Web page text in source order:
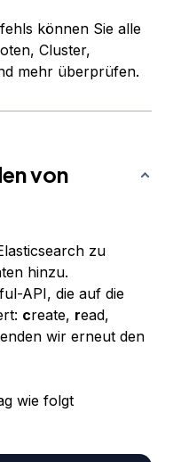
können Sie alle
Cluster,
mehr überprüfen.
von
zu
hinzu.
API, die auf die
create, read,
wir erneut den
wie folgt